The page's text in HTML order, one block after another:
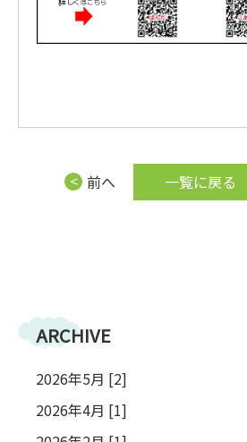
前へ 一覧に戻る
ARCHIVE
2026年5月 [2]
2026年4月 [1]